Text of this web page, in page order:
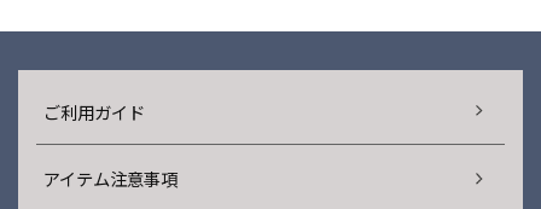
ご利用ガイド
アイテム注意事項